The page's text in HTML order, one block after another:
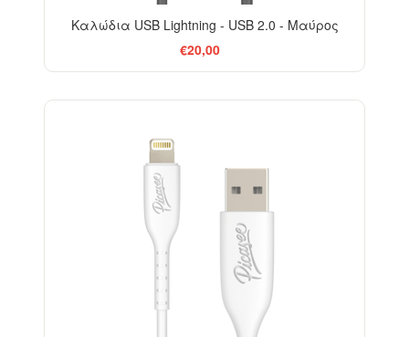
Καλώδια USB Lightning - USB 2.0 - Μαύρος
€20,00